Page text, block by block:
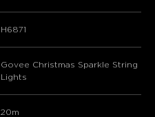
H6871
Govee Christmas Sparkle String
Lights
20m